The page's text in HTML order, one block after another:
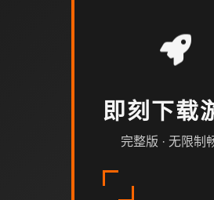
即刻下载
完整版 · 无限制